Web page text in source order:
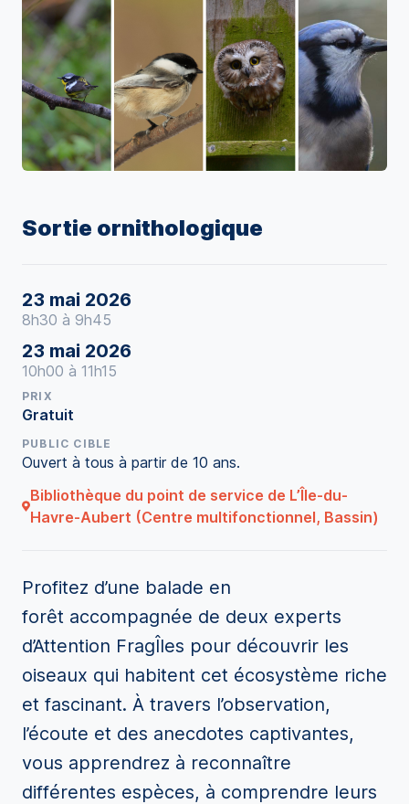
Sortie ornithologique
23 mai 2026
8h30 à 9h45
23 mai 2026
10h00 à 11h15
PRIX
Gratuit
PUBLIC CIBLE
Ouvert à tous à partir de 10 ans.
Bibliothèque du point de service de L’Île-du-
Havre-Aubert (Centre multifonctionnel, Bassin)
Profitez d’une balade en
forêt accompagnée de deux experts
d’Attention FragÎles pour découvrir les
oiseaux qui habitent cet écosystème riche
et fascinant. À travers l’observation,
l’écoute et des anecdotes captivantes,
vous apprendrez à reconnaître
différentes espèces, à comprendre leurs